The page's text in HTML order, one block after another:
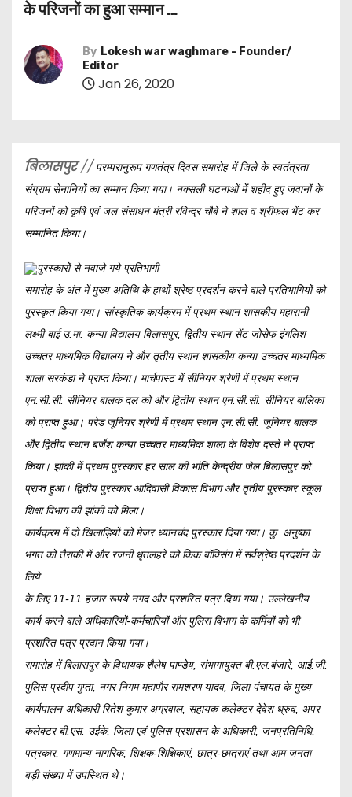
के परिजनों का हुआ सम्मान …
By Lokesh war waghmare - Founder/
Editor
Jan 26, 2020
बिलासपुर// परम्परानुरूप गणतंत्र दिवस समारोह में जिले के स्वतंत्रता
संग्राम सेनानियों का सम्मान किया गया। नक्सली घटनाओं में शहीद हुए जवानों के
परिजनों को कृषि एवं जल संसाधन मंत्री रविन्द्र चौबे ने शाल व श्रीफल भेंट कर
सम्मानित किया।
पुरस्कारों से नवाजे गये प्रतिभागी –
समारोह के अंत में मुख्य अतिथि के हाथों श्रेष्ठ प्रदर्शन करने वाले प्रतिभागियों को
पुरस्कृत किया गया। सांस्कृतिक कार्यक्रम में प्रथम स्थान शासकीय महारानी
लक्ष्मी बाई उ.मा. कन्या विद्यालय बिलासपुर, द्वितीय स्थान सेंट जोसेफ इंगलिश
उच्चतर माध्यमिक विद्यालय ने और तृतीय स्थान शासकीय कन्या उच्चतर माध्यमिक
शाला सरकंडा ने प्राप्त किया। मार्चपास्ट में सीनियर श्रेणी में प्रथम स्थान
एन.सी.सी. सीनियर बालक दल को और द्वितीय स्थान एन.सी.सी. सीनियर बालिका
को प्राप्त हुआ। परेड जूनियर श्रेणी में प्रथम स्थान एन.सी.सी. जूनियर बालक
और द्वितीय स्थान बर्जेश कन्या उच्चतर माध्यमिक शाला के विशेष दस्ते ने प्राप्त
किया। झांकी में प्रथम पुरस्कार हर साल की भांति केन्द्रीय जेल बिलासपुर को
प्राप्त हुआ। द्वितीय पुरस्कार आदिवासी विकास विभाग और तृतीय पुरस्कार स्कूल
शिक्षा विभाग की झांकी को मिला।
कार्यक्रम में दो खिलाड़ियों को मेजर ध्यानचंद पुरस्कार दिया गया। कु. अनुष्का
भगत को तैराकी में और रजनी धृतलहरे को किक बाॅक्सिंग में सर्वश्रेष्ठ प्रदर्शन के
लिये
के लिए 11-11 हजार रूपये नगद और प्रशस्ति पत्र दिया गया। उल्लेखनीय
कार्य करने वाले अधिकारियों-कर्मचारियों और पुलिस विभाग के कर्मियों को भी
प्रशस्ति पत्र प्रदान किया गया।
समारोह में बिलासपुर के विधायक शैलेष पाण्डेय, संभागायुक्त बी.एल.बंजारे, आई.जी.
पुलिस प्रदीप गुप्ता, नगर निगम महापौर रामशरण यादव, जिला पंचायत के मुख्य
कार्यपालन अधिकारी रितेश कुमार अग्रवाल, सहायक कलेक्टर देवेश ध्रुव, अपर
कलेक्टर बी.एस. उईके, जिला एवं पुलिस प्रशासन के अधिकारी, जनप्रतिनिधि,
पत्रकार, गणमान्य नागरिक, शिक्षक-शिक्षिकाएं, छात्र-छात्राएं तथा आम जनता
बड़ी संख्या में उपस्थित थे।